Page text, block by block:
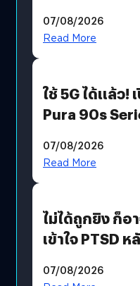
บริโภคและ B2B
07/08/2026
Read More
ใช้ 5G ได้แล้ว!
Pura 90s
07/08/2026
Read More
ไม่ได้ถูกยิง ก็อ
เข้าใจ PTSD ห
07/08/2026